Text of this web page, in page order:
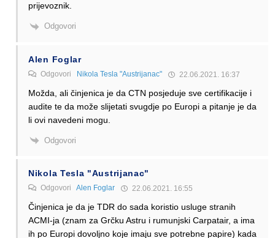
prijevoznik.
Odgovori
Alen Foglar
Odgovori Nikola Tesla "Austrijanac" 22.06.2021. 16:37
Možda, ali činjenica je da CTN posjeduje sve certifikacije i
audite te da može slijetati svugdje po Europi a pitanje je da
li ovi navedeni mogu.
Odgovori
Nikola Tesla "Austrijanac"
Odgovori Alen Foglar 22.06.2021. 16:55
Činjenica je da je TDR do sada koristio usluge stranih
ACMI-ja (znam za Grčku Astru i rumunjski Carpatair, a ima
ih po Europi dovoljno koje imaju sve potrebne papire) kada